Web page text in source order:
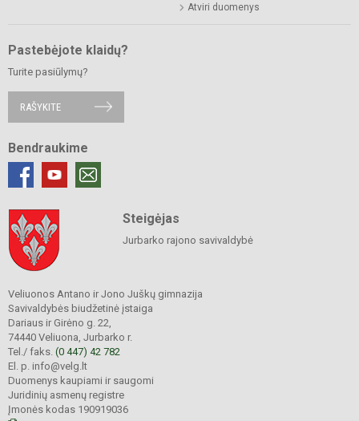
Atviri duomenys
Pastebėjote klaidų?
Turite pasiūlymų?
RAŠYKITE
Bendraukime
Steigėjas
Jurbarko rajono savivaldybė
Veliuonos Antano ir Jono Juškų gimnazija
Savivaldybės biudžetinė įstaiga
Dariaus ir Girėno g. 22,
74440 Veliuona, Jurbarko r.
Tel./ faks. (0 447) 42 782
El. p. info@velg.lt
Duomenys kaupiami ir saugomi
Juridinių asmenų registre
Įmonės kodas 190919036